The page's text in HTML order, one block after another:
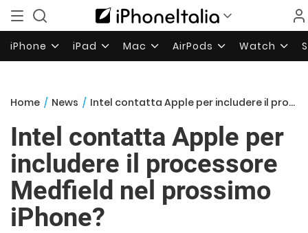
iPhone iPad Mac AirPods Watch
Home / News / Intel contatta Apple per includere il processore Medfield nel prossimo iPhone?
Intel contatta Apple per
includere il processore
Medfield nel prossimo
iPhone?